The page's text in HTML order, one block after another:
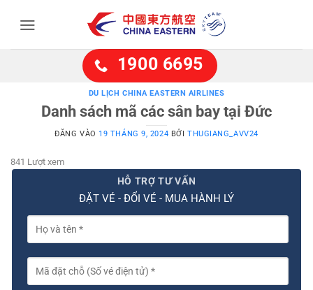
1900 6695
DU LỊCH CHINA EASTERN AIRLINES
Danh sách mã các sân bay tại Đức
ĐĂNG VÀO 19 THÁNG 9, 2024 BỞI THUGIANG_AVV24
841 Lượt xem
HỖ TRỢ TƯ VẤN
ĐẶT VÉ - ĐỔI VÉ - MUA HÀNH LÝ